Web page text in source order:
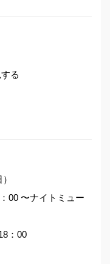
る
00 〜ナイトミュー
：00